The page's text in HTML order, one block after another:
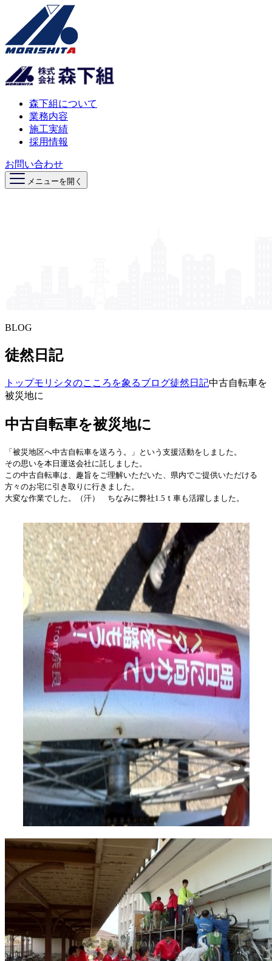
森下組について
業務内容
施工実績
採用情報
お問い合わせ
メニューを開く
BLOG
徒然日記
トップモリシタの​こころを​象る​ブログ徒然日記中古自転車を
被災地に
中古自転車を被災地に
「被災地区へ中古自転車を送ろう。」という支援活動をしました。
その思いを本日運送会社に託しました。
この中古自転車は、趣旨をご理解いただいた、県内でご提供いただける
方々のお宅に引き取りに行きました。
大変な作業でした。（汗） ちなみに弊社1.5ｔ車も活躍しました。